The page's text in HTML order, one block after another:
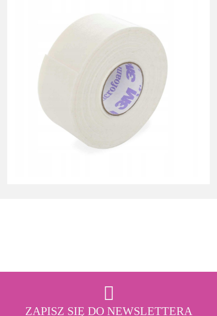
ZAPISZ SIĘ DO NEWSLETTERA